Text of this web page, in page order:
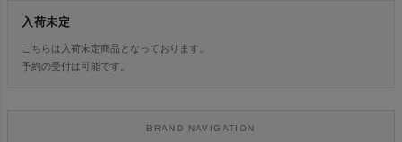
入荷未定
こちらは入荷未定商品となっております。
予約の受付は可能です。
BRAND NAVIGATION